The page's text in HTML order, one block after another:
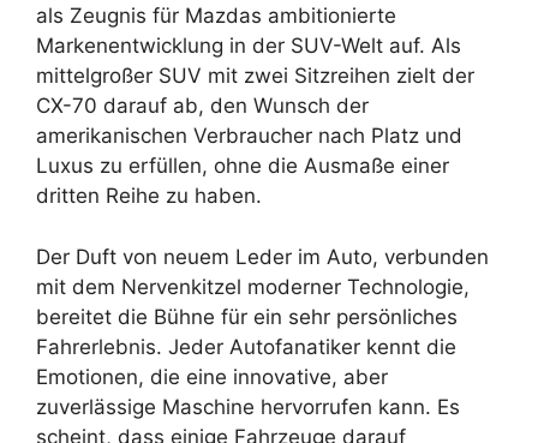
als Zeugnis für Mazdas ambitionierte
Markenentwicklung in der SUV-Welt auf. Als
mittelgroßer SUV mit zwei Sitzreihen zielt der
CX-70 darauf ab, den Wunsch der
amerikanischen Verbraucher nach Platz und
Luxus zu erfüllen, ohne die Ausmaße einer
dritten Reihe zu haben.
Der Duft von neuem Leder im Auto, verbunden
mit dem Nervenkitzel moderner Technologie,
bereitet die Bühne für ein sehr persönliches
Fahrerlebnis. Jeder Autofanatiker kennt die
Emotionen, die eine innovative, aber
zuverlässige Maschine hervorrufen kann. Es
scheint, dass einige Fahrzeuge darauf